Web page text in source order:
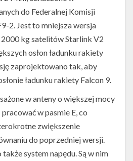
do Federalnej Komisji
2. Jest to mniejsza wersja
2000 kg satelitów Starlink V2
osłon ładunku rakiety
zaprojektowano tak, aby
ładunku rakiety Falcon 9.
w anteny o większej mocy
w pasmie E, co
zwiększenie
do poprzedniej wersji.
system napędu. Są w nim